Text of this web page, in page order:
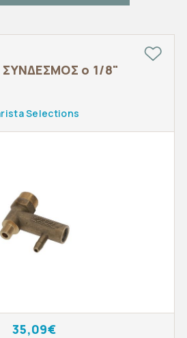
ΣΥΝΔΕΣΜΟΣ o 1/8"
Selections
35,09€